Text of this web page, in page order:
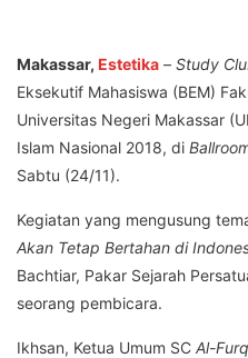
Makassar, Estetika – Study
Eksekutif Mahasiswa (BEM)
Universitas Negeri Makassar
Islam Nasional 2018, di
Sabtu (24/11).
Kegiatan yang mengusung
Akan Tetap Bertahan di
Bachtiar, Pakar Sejarah
seorang pembicara.
Ikhsan, Ketua Umum SC Al-